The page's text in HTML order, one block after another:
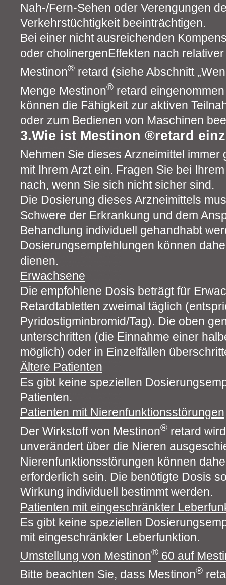
Nah-/Fern-Sehen oder Verengungen
Verkehrstüchtigkeit beeinträchtigen.
Bei einer nicht ausreichenden
oder cholinergenEffekten nach
Mestinon® retard (siehe Abschnitt
Menge Mestinon® retard
können die Fähigkeit zur aktiven
oder zum Bedienen von Maschinen
3.Wie ist Mestinon ®retard
Nehmen Sie dieses Arzneimittel
mit Ihrem Arzt ein. Fragen Sie bei
nach, wenn Sie sich nicht sicher sind.
Die Dosierung dieses Arzneimittels
Schwere der Erkrankung und dem
Behandlung individuell gehandhabt
Dosierungsempfehlungen können
dienen.
Erwachsene
Die empfohlene Dosis beträgt für
Retardtabletten zweimal täglich
Pyridostigminbromid/Tag). Die oben
unterschritten (die Einnahme einer
möglich) oder in Einzelfällen
Ältere Patienten
Es gibt keine speziellen
Patienten.
Patienten mit Nierenfunktionsstörungen
Der Wirkstoff von Mestinon® retard
unverändert über die Nieren
Nierenfunktionsstörungen können
erforderlich sein. Die benötigte Dosis
Wirkung individuell bestimmt werden.
Patienten mit eingeschränkter
Es gibt keine speziellen
mit eingeschränkter Leberfunktion.
Umstellung von Mestinon® 60 auf
Bitte beachten Sie, dass Mestinon®